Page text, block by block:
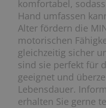
komfortabel,
Hand umfassen
Alter fördern die
motorischen
gleichzeitig sicher
sind sie perfekt für
geeignet und
Lebensdauer.
erhalten Sie gerne